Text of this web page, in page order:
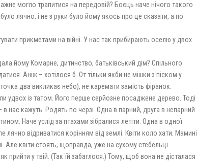
могло трапитися на передовій? Боєць наче нічого такого
лячно, і не з руки було йому якось про це сказати, а по
прикметами на війні. У нас так прибирають оселю у двох
йому Комарне, дитинство, батьківський дім? Спільного
Аніж – хотілося б. От тільки якби не мішки з піском у
два викликає небо), не каремати замість фіранок.
удвох із татом. Його перше серйозне посаджене дерево. Тоді
в нас кажуть. Родять по черзі. Одна в парний, друга в непарний
Наче услід за птахами зібралися летіти. Одна в одної
відриватися корінням від землі. Квіти коло хати. Мамині.
Але квіти стоять, щоправда, уже на сухому стебельці.
прийти у твій. (Так їй забаглося.) Тому, щоб вона не дісталася